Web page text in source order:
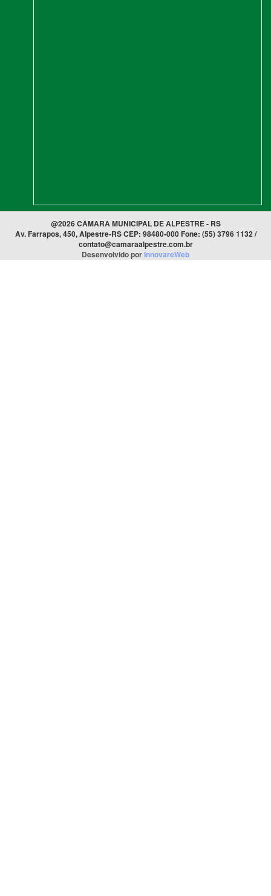
@2026 CÂMARA MUNICIPAL DE ALPESTRE - RS
Av. Farrapos, 450, Alpestre-RS CEP: 98480-000 Fone: (55) 3796 1132 /
contato@camaraalpestre.com.br
Desenvolvido porInnovareWeb